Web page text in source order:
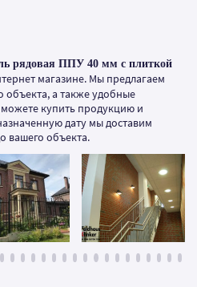
рядовая ППУ 40 мм с плиткой
магазине. Мы предлагаем
объекта, а также удобные
купить продукцию и
дату мы доставим
вашего объекта.